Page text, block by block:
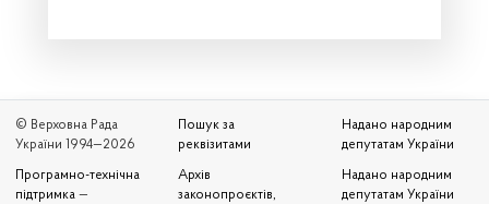
© Верховна Рада
України 1994—2026
Програмно-технічна
підтримка —
Пошук за
реквізитами
Архів
законопроєктів,
Надано народним
депутатам України
Надано народним
депутатам України